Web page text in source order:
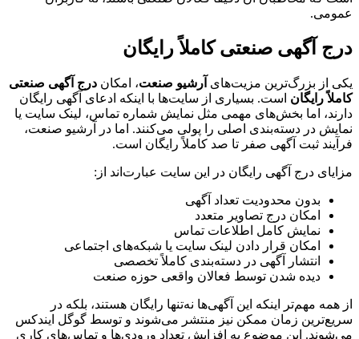
عمومی.
درج آگهی صنعتی کاملاً رایگان
یکی از بزرگ‌ترین مزیت‌های آرشیو صنعت، امکان درج آگهی صنعتی
کاملاً رایگان است. بسیاری از سایت‌ها با اینکه ادعای آگهی رایگان
دارند، اما بخش‌های مهمی مثل نمایش شماره تماس، لینک سایت یا
نمایش در دسته‌بندی اصلی را پولی می‌کنند. اما در آرشیو صنعت،
فرآیند ثبت آگهی صفر تا صد کاملاً رایگان است.
مزایای درج آگهی رایگان در این سایت عبارت‌اند از:
بدون محدودیت تعداد آگهی
امکان درج تصاویر متعدد
نمایش کامل اطلاعات تماس
امکان قرار دادن لینک سایت یا شبکه‌های اجتماعی
انتشار آگهی در دسته‌بندی کاملاً تخصصی
دیده شدن توسط فعالان واقعی حوزه صنعت
از همه مهم‌تر اینکه این آگهی‌ها نه‌تنها رایگان هستند، بلکه در
سریع‌ترین زمان ممکن نیز منتشر می‌شوند و توسط گوگل ایندکس
می‌شوند. این موضوع به افزایش تعداد ورودی‌ها و تماس‌های کاری